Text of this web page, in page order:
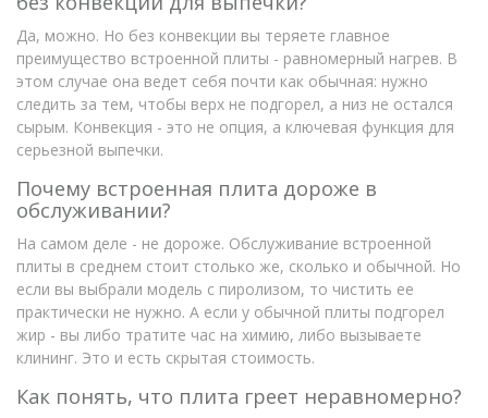
Да, можно. Но без конвекции вы теряете главное
преимущество встроенной плиты - равномерный нагрев. В
этом случае она ведет себя почти как обычная: нужно
следить за тем, чтобы верх не подгорел, а низ не остался
сырым. Конвекция - это не опция, а ключевая функция для
серьезной выпечки.
Почему встроенная плита дороже в
обслуживании?
На самом деле - не дороже. Обслуживание встроенной
плиты в среднем стоит столько же, сколько и обычной. Но
если вы выбрали модель с пиролизом, то чистить ее
практически не нужно. А если у обычной плиты подгорел
жир - вы либо тратите час на химию, либо вызываете
клининг. Это и есть скрытая стоимость.
Как понять, что плита греет неравномерно?